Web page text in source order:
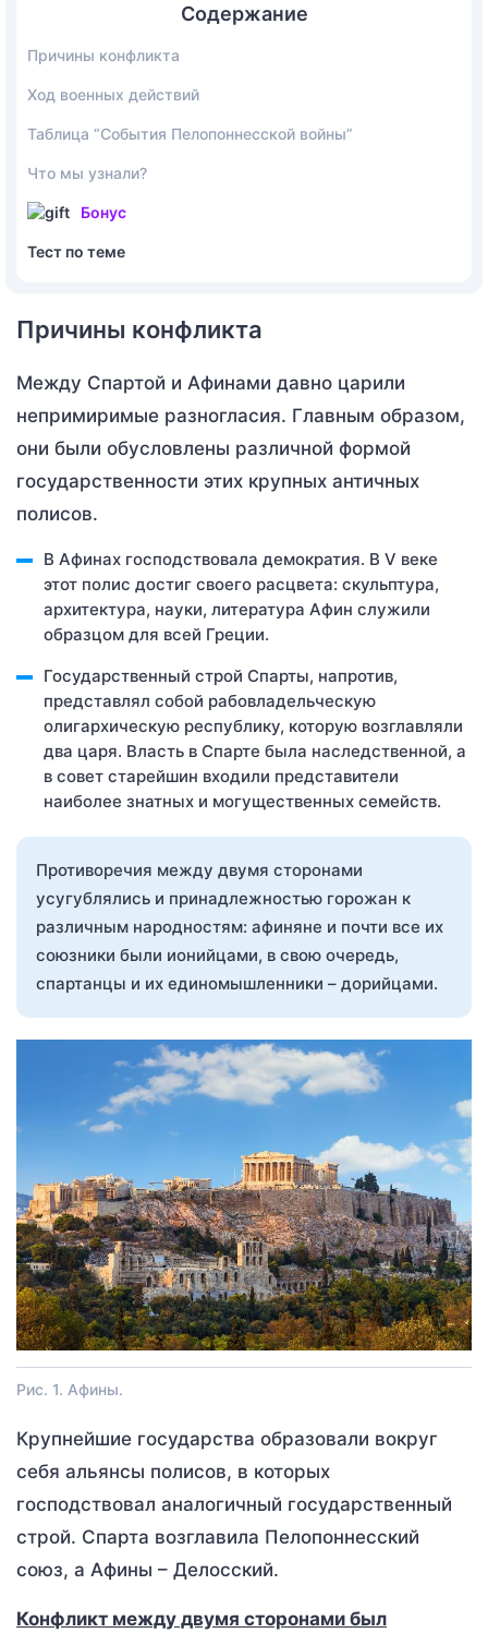
Содержание
Причины конфликта
Ход военных действий
Таблица “События Пелопоннесской войны”
Что мы узнали?
Бонус
Тест по теме
Причины конфликта
Между Спартой и Афинами давно царили
непримиримые разногласия. Главным образом,
они были обусловлены различной формой
государственности этих крупных античных
полисов.
В Афинах господствовала демократия. В V веке
этот полис достиг своего расцвета: скульптура,
архитектура, науки, литература Афин служили
образцом для всей Греции.
Государственный строй Спарты, напротив,
представлял собой рабовладельческую
олигархическую республику, которую возглавляли
два царя. Власть в Спарте была наследственной, а
в совет старейшин входили представители
наиболее знатных и могущественных семейств.
Противоречия между двумя сторонами
усугублялись и принадлежностью горожан к
различным народностям: афиняне и почти все их
союзники были ионийцами, в свою очередь,
спартанцы и их единомышленники – дорийцами.
Рис. 1. Афины.
Крупнейшие государства образовали вокруг
себя альянсы полисов, в которых
господствовал аналогичный государственный
строй. Спарта возглавила Пелопоннесский
союз, а Афины – Делосский.
Конфликт между двумя сторонами был